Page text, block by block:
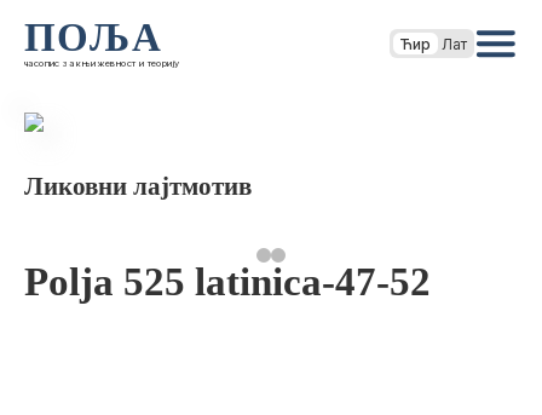
ПОЉА
часопис за књижевност и теорију
Ћир Лат
Ликовни лајтмотив
Polja 525 latinica-47-52